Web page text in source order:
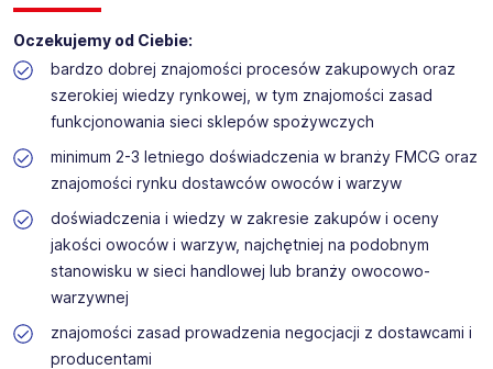
Oczekujemy od Ciebie:
bardzo dobrej znajomości procesów zakupowych oraz
szerokiej wiedzy rynkowej, w tym znajomości zasad
funkcjonowania sieci sklepów spożywczych
minimum 2-3 letniego doświadczenia w branży FMCG oraz
znajomości rynku dostawców owoców i warzyw
doświadczenia i wiedzy w zakresie zakupów i oceny
jakości owoców i warzyw, najchętniej na podobnym
stanowisku w sieci handlowej lub branży owocowo-
warzywnej
znajomości zasad prowadzenia negocjacji z dostawcami i
producentami